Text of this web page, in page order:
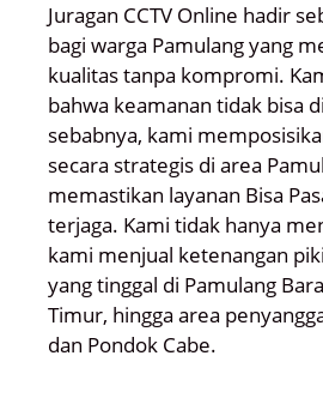
Juragan CCTV Online hadir
bagi warga Pamulang yang
kualitas tanpa kompromi.
bahwa keamanan tidak bisa
sebabnya, kami
secara strategis di area
memastikan layanan Bisa
terjaga. Kami tidak hanya
kami menjual ketenangan
yang tinggal di Pamulang
Timur, hingga area
dan Pondok Cabe.